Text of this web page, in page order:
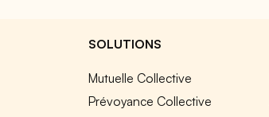
SOLUTIONS
Mutuelle Collective
Prévoyance Collective